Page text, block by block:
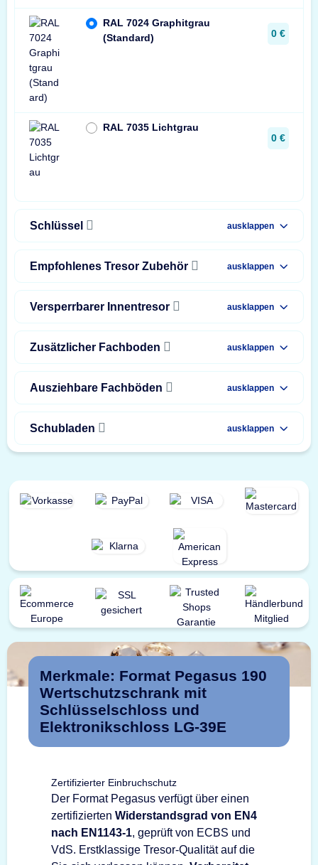
RAL 7024 Graphitgrau
(Standard)
0 €
RAL 7035 Lichtgrau
0 €
Schlüssel ausklappen
Empfohlenes Tresor Zubehör ausklappen
Versperrbarer Innentresor ausklappen
Zusätzlicher Fachboden ausklappen
Ausziehbare Fachböden ausklappen
Schubladen ausklappen
Merkmale: Format Pegasus 190
Wertschutzschrank mit
Schlüsselschloss und
Elektronikschloss LG-39E
Zertifizierter Einbruchschutz
Der Format Pegasus verfügt über einen
zertifizierten Widerstandsgrad von EN4
nach EN1143-1, geprüft von ECBS und
VdS. Erstklassige Tresor-Qualität auf die